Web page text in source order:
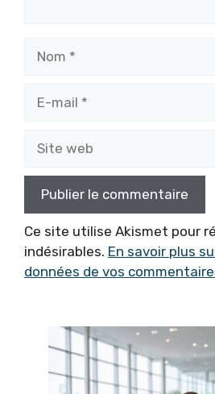
mail
web
Ce site utilise Akismet pour
indésirables. En savoir plus
données de vos